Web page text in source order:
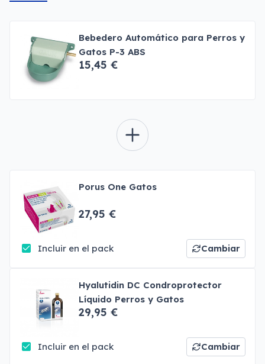
Bebedero Automático para Perros y
Gatos P-3 ABS
15,45 €
Porus One Gatos
27,95 €
Incluir en el pack Cambiar
Hyalutidin DC Condroprotector
Líquido Perros y Gatos
29,95 €
Incluir en el pack Cambiar